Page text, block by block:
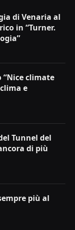
di Venaria al
in “Turner.
climate
e
Tunnel del
di più
più al